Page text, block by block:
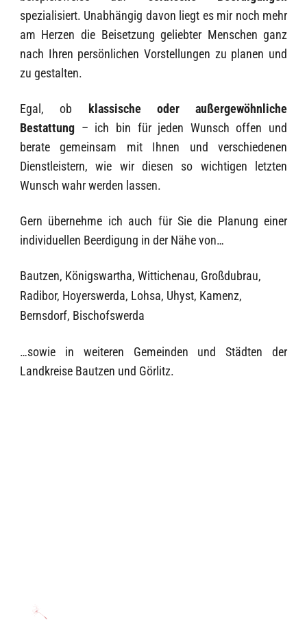
spezialisiert. Unabhängig davon liegt es mir noch mehr
am Herzen die Beisetzung geliebter Menschen ganz
nach Ihren persönlichen Vorstellungen zu planen und
zu gestalten.
Egal, ob
klassische oder außergewöhnliche
Bestattung– ich bin für jeden Wunsch offen und
berate gemeinsam mit Ihnen und verschiedenen
Dienstleistern, wie wir diesen so wichtigen letzten
Wunsch wahr werden lassen.
Gern übernehme ich auch für Sie die Planung einer
individuellen Beerdigung in der Nähe von…
Bautzen Königswartha Wittichenau Großdubrau
Radibor Hoyerswerda Lohsa Uhyst Kamenz
Bernsdorf Bischofswerda
…sowie in weiteren Gemeinden und Städten der
Landkreise Bautzen und Görlitz.